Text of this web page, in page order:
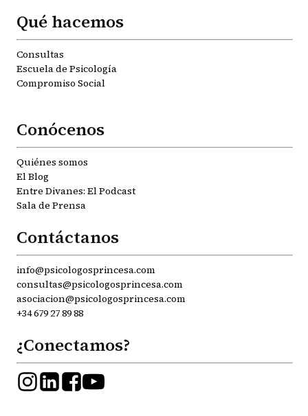
Qué hacemos
Consultas
Escuela de Psicología
Compromiso Social
Conócenos
Quiénes somos
El Blog
Entre Divanes: El Podcast
Sala de Prensa
Contáctanos
info@psicologosprincesa.com
consultas@psicologosprincesa.com
asociacion@psicologosprincesa.com
+34 679 27 89 88
¿Conectamos?